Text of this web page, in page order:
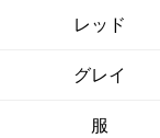
レッド
グレイ
服